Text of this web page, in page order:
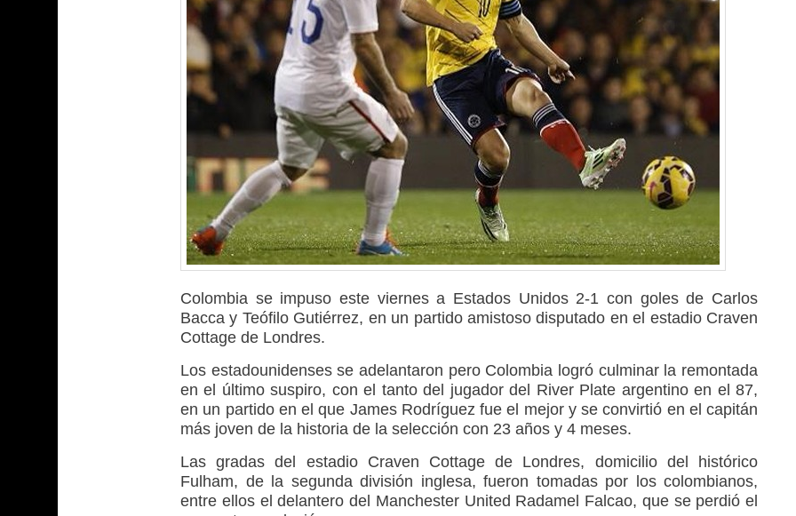
Colombia se impuso este viernes a Estados Unidos 2-1 con goles de Carlos
Bacca y Teófilo Gutiérrez, en un partido amistoso disputado en el estadio Craven
Cottage de Londres.
Los estadounidenses se adelantaron pero Colombia logró culminar la remontada
en el último suspiro, con el tanto del jugador del River Plate argentino en el 87,
en un partido en el que James Rodríguez fue el mejor y se convirtió en el capitán
más joven de la historia de la selección con 23 años y 4 meses.
Las gradas del estadio Craven Cottage de Londres, domicilio del histórico
Fulham, de la segunda división inglesa, fueron tomadas por los colombianos,
entre ellos el delantero del Manchester United Radamel Falcao, que se perdió el